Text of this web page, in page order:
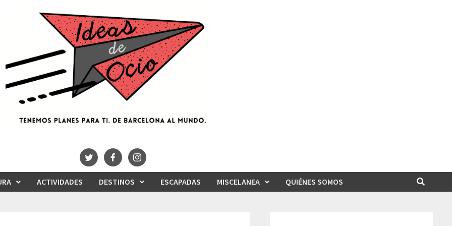
ACTIVIDADES DESTINOS ESCAPADAS MISCELANEA QUIÉNES SOMOS